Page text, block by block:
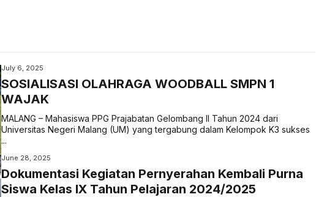
July 6, 2025
SOSIALISASI OLAHRAGA WOODBALL SMPN 1
WAJAK
MALANG – Mahasiswa PPG Prajabatan Gelombang II Tahun 2024 dari
Universitas Negeri Malang (UM) yang tergabung dalam Kelompok K3 sukses
...
June 28, 2025
Dokumentasi Kegiatan Pernyerahan Kembali Purna
Siswa Kelas IX Tahun Pelajaran 2024/2025